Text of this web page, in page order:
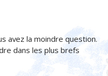
avez la moindre question.
dans les plus brefs